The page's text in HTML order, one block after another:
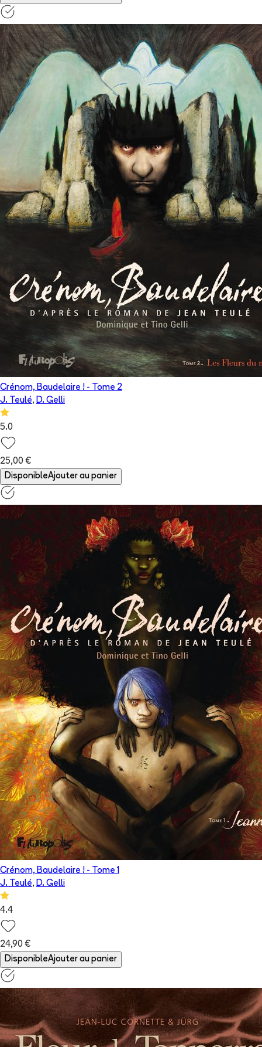
Crénom, Baudelaire ! - Tome 2
J. Teulé, D. Gelli
5.0
25,00 €
DisponibleAjouter au panier
Crénom, Baudelaire ! - Tome 1
J. Teulé, D. Gelli
4.4
24,90 €
DisponibleAjouter au panier